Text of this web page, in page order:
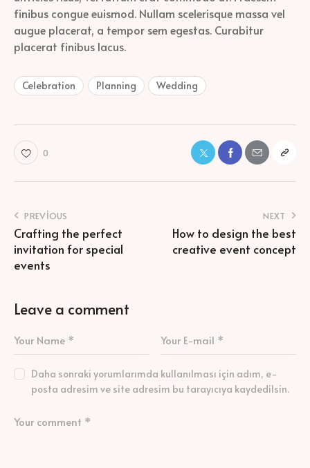
finibus congue euismod. Nullam scelerisque massa vel
augue placerat, a tempor sem egestas. Curabitur
placerat finibus lacus.
Celebration Planning Wedding
0
PREVIOUS
Crafting the perfect
invitation for special
events
NEXT
How to design the best
creative event concept
Leave a comment
Daha sonraki yorumlarımda kullanılması için adım, e-
posta adresim ve site adresim bu tarayıcıya kaydedilsin.